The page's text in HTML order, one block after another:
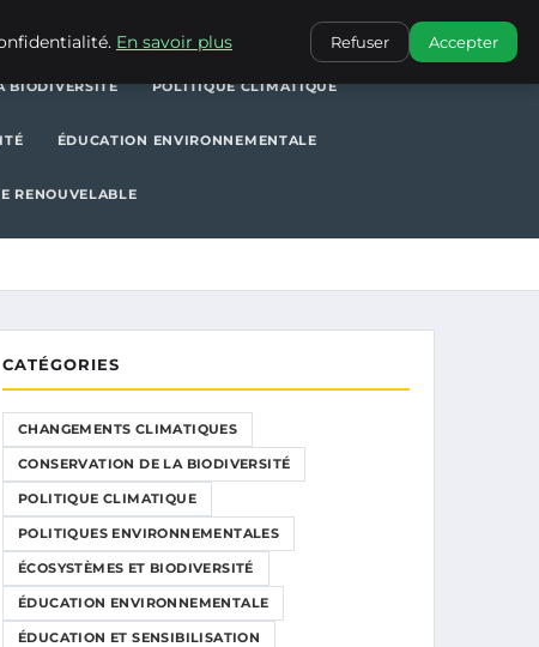
POLITIQUES ENVIRONNEMENTALES
BIODIVERSITÉ POLITIQUE CLIMATIQUE
ÉDUCATION ENVIRONNEMENTALE
RENOUVELABLE
CATÉGORIES
CHANGEMENTS CLIMATIQUES
CONSERVATION DE LA BIODIVERSITÉ
POLITIQUE CLIMATIQUE
POLITIQUES ENVIRONNEMENTALES
ÉCOSYSTÈMES ET BIODIVERSITÉ
ÉDUCATION ENVIRONNEMENTALE
ÉDUCATION ET SENSIBILISATION
En savoir plus Refuser Accepter